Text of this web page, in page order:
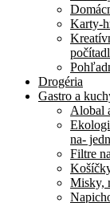
Karty-
Drogéria
Gastro a
Alobal
na-
Filtre
Misky,